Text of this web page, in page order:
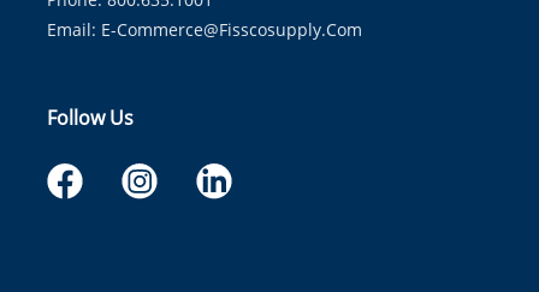
Email: E-Commerce@fisscosupply.com
Follow Us